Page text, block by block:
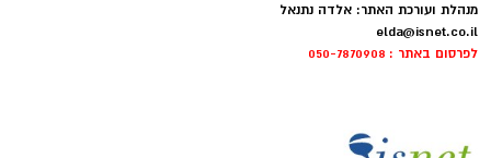
מנהלת ועורכת האתר: אלדה נתנאל
elda@isnet.co.il
לפרסום באתר : 050-7870908